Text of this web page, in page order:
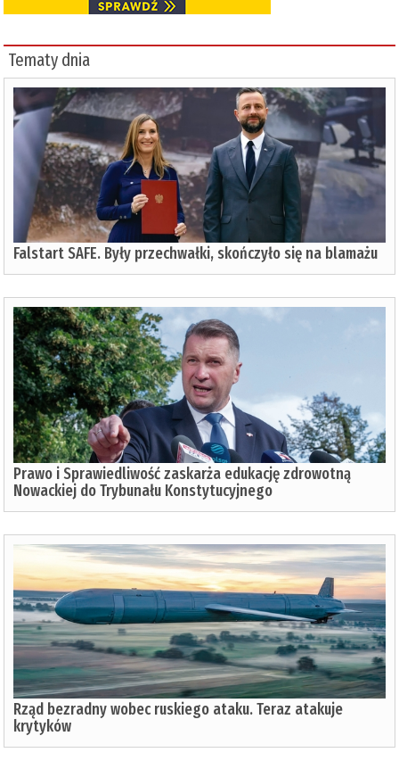
Tematy dnia
Falstart SAFE. Były przechwałki, skończyło się na blamażu
Prawo i Sprawiedliwość zaskarża edukację zdrowotną
Nowackiej do Trybunału Konstytucyjnego
Rząd bezradny wobec ruskiego ataku. Teraz atakuje
krytyków